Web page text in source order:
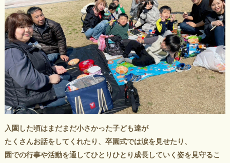
入園した頃はまだまだ小さかった子ども達が
たくさんお話をしてくれたり、卒園式では涙を見せたり、
園での行事や活動を通してひとりひとり成長していく姿を見守るこ